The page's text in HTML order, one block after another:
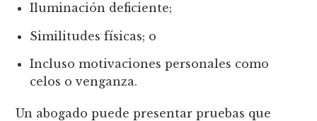
Iluminación deficiente;
Similitudes físicas; o
Incluso motivaciones personales como
celos o venganza.
Un abogado puede presentar pruebas que